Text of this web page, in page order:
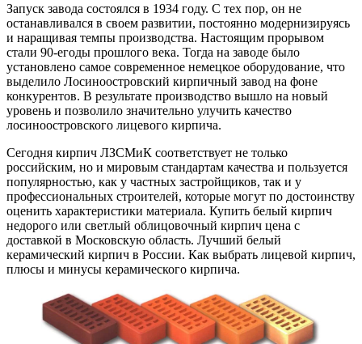
Запуск завода состоялся в 1934 году. С тех пор, он не
останавливался в своем развитии, постоянно модернизируясь
и наращивая темпы производства. Настоящим прорывом
стали 90-егоды прошлого века. Тогда на заводе было
установлено самое современное немецкое оборудование, что
выделило Лосиноостровский кирпичный завод на фоне
конкурентов. В результате производство вышло на новый
уровень и позволило значительно улучить качество
лосиноостровского лицевого кирпича.
Сегодня кирпич ЛЗСМиК соответствует не только
российским, но и мировым стандартам качества и пользуется
популярностью, как у частных застройщиков, так и у
профессиональных строителей, которые могут по достоинству
оценить характеристики материала. Купить белый кирпич
недорого или светлый облицовочный кирпич цена с
доставкой в Московскую область. Лучший белый
керамический кирпич в России. Как выбрать лицевой кирпич,
плюсы и минусы керамического кирпича.